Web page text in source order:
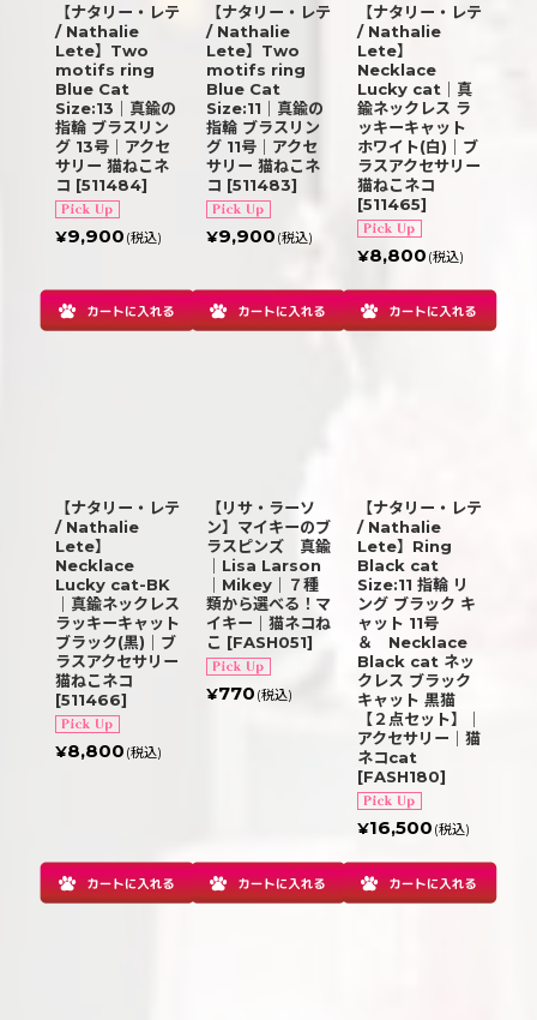
【ナタリー・レテ
/ Nathalie
Lete】Two
motifs ring
Blue Cat
Size:13｜真鍮の
指輪 ブラスリン
グ 13号｜アクセ
サリー 猫ねこネ
コ [511484]
¥9,900 (税込)
【ナタリー・レテ
/ Nathalie
Lete】Two
motifs ring
Blue Cat
Size:11｜真鍮の
指輪 ブラスリン
グ 11号｜アクセ
サリー 猫ねこネ
コ [511483]
¥9,900 (税込)
【ナタリー・レテ
/ Nathalie
Lete】
Necklace
Lucky cat｜真
鍮ネックレス ラ
ッキーキャット
ホワイト(白)｜ブ
ラスアクセサリー
猫ねこネコ
[511465]
¥8,800 (税込)
【ナタリー・レテ
/ Nathalie
Lete】
Necklace
Lucky cat-BK
｜真鍮ネックレス
ラッキーキャット
ブラック(黒)｜ブ
ラスアクセサリー
猫ねこネコ
[511466]
¥8,800 (税込)
【リサ・ラーソ
ン】マイキーのブ
ラスピンズ 真鍮
｜Lisa Larson
｜Mikey｜７種
類から選べる！マ
イキー｜猫ネコね
こ [FASH051]
¥770 (税込)
【ナタリー・レテ
/ Nathalie
Lete】Ring
Black cat
Size:11 指輪 リ
ング ブラック キ
ャット 11号
＆ Necklace
Black cat ネッ
クレス ブラック
キャット 黒猫
【２点セット】｜
アクセサリー｜猫
ネコcat
[FASH180]
¥16,500 (税込)